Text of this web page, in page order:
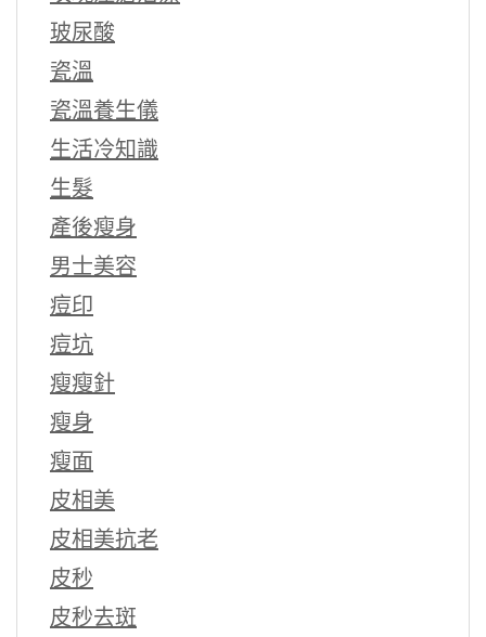
玻尿酸
瓷溫
瓷溫養生儀
生活冷知識
生髮
產後瘦身
男士美容
痘印
痘坑
瘦瘦針
瘦身
瘦面
皮相美
皮相美抗老
皮秒
皮秒去斑